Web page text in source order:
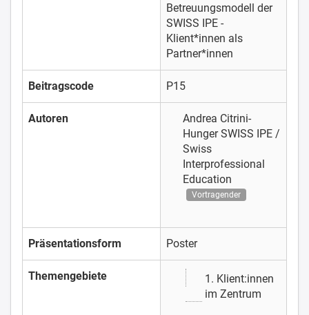
Betreuungsmodell der
SWISS IPE -
Klient*innen als
Partner*innen
Beitragscode P15
Autoren
Andrea Citrini-
HungerSWISS IPE /
Swiss
Interprofessional
Education
Vortragender
Präsentationsform Poster
Themengebiete
1. Klient:innen
im Zentrum